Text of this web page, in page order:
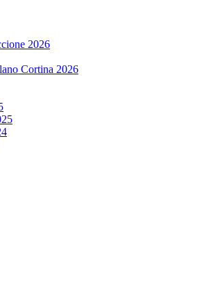
2026
Cortina 2026